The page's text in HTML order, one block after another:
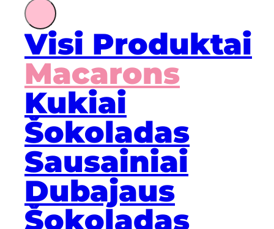
Visi Produktai
Macarons
Kukiai
Šokoladas
Sausainiai
Dubajaus
Šokoladas